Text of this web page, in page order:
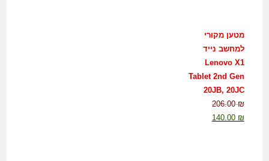
מטען מקורי
למחשב נייד
Lenovo X1
Tablet 2nd Gen
20JB, 20JC
206.00₪
140.00 ₪